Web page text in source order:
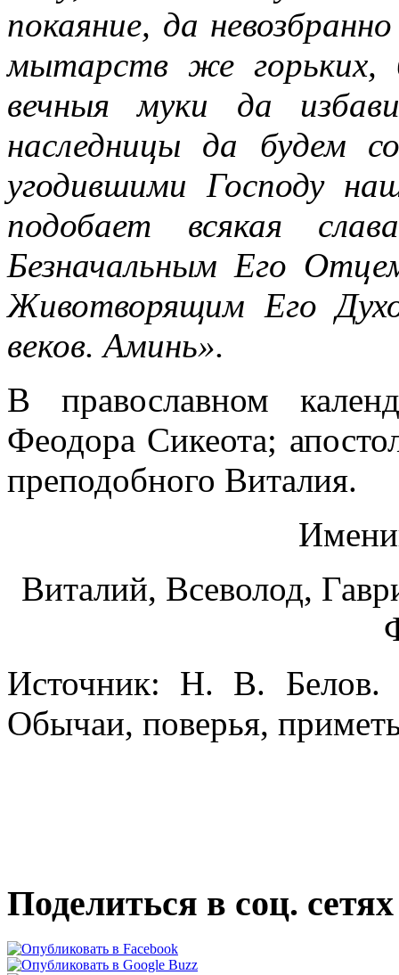
покаяние, да
мытарств же горьких,
вечныя муки да
наследницы да будем
угодившими Господу
подобает всякая
Безначальным Его
Животворящим Его
веков. Аминь».
В православном
Феодора Сикеота;
преподобного Виталия.
Виталий, Всеволод,
Источник: Н. В. Белов.
Обычаи, поверья,
Поделиться в соц. сетях